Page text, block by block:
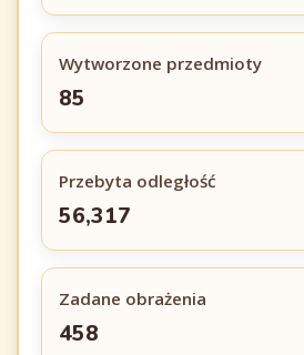
Wytworzone przedmioty
85
Przebyta odległość
56,317
Zadane obrażenia
458